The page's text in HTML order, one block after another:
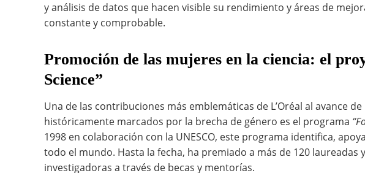
y análisis de datos que hacen visible su rendimiento y áreas de
constante y comprobable.
Promoción de las mujeres en la ciencia: el
Science”
Una de las contribuciones más emblemáticas de L’Oréal al avance
históricamente marcados por la brecha de género es el programa
1998 en colaboración con la UNESCO, este programa identifica,
todo el mundo. Hasta la fecha, ha premiado a más de 120 laureadas
investigadoras a través de becas y mentorías.